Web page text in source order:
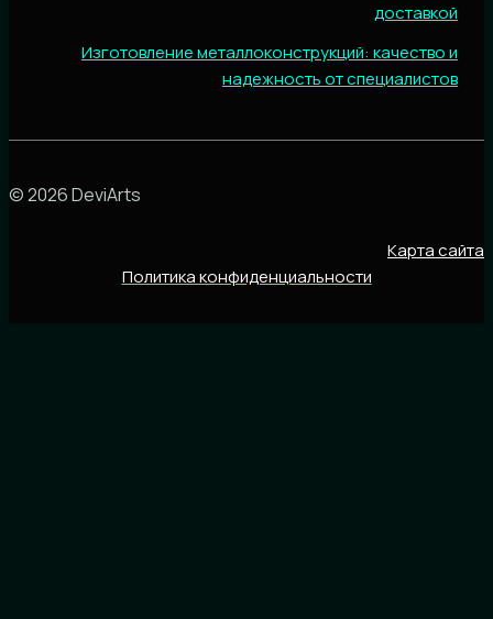
доставкой
Изготовление металлоконструкций: качество и
надежность от специалистов
© 2026 DeviArts
Карта сайта
Политика конфиденциальности